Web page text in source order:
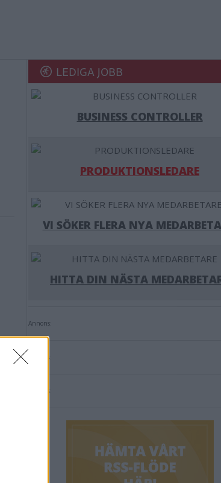
LEDIGA JOBB
BUSINESS CONTROLLER
PRODUKTIONSLEDARE
VI SÖKER FLERA NYA
HITTA DIN NÄSTA
Annons:
Annons:
Annons: